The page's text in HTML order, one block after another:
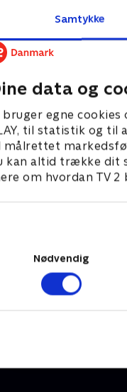
Samtykke
data og
bruger egne
til statistik og til
målrettet
kan altid trække dit
om hvordan TV
Nødvendig
genvalget
Trump
USA
kontrol.
for at
som